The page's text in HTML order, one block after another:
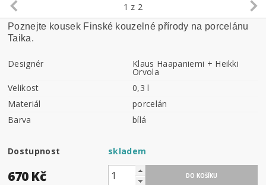
1 z 2
Poznejte kousek Finské kouzelné přírody na porcelánu
Taika.
Designér Klaus Haapaniemi + Heikki
Orvola
Velikost
0,3 l
Materiál
porcelán
Barva
bílá
Dostupnost skladem
670 Kč